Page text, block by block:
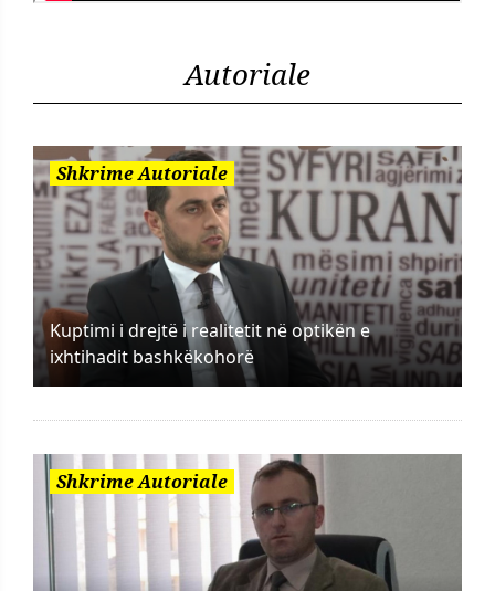
Autoriale
Shkrime Autoriale
Kuptimi i drejtë i realitetit në optikën e
ixhtihadit bashkëkohorë
Shkrime Autoriale